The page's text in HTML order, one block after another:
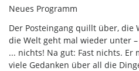
Neues Programm
Der Posteingang quillt über, die
die Welt geht mal wieder unter
... nichts! Na gut: Fast nichts. Er
viele Gedanken über all die